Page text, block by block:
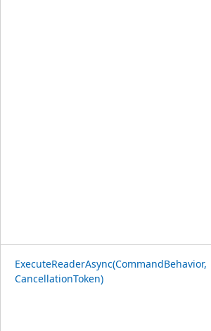
ExecuteReaderAsync(CommandBehavior,
CancellationToken)